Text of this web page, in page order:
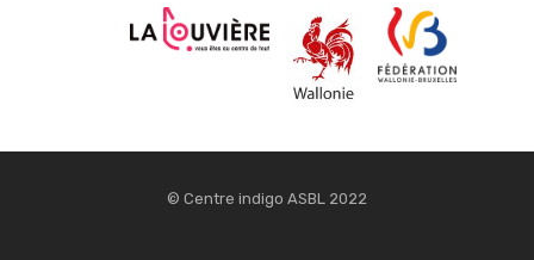
© Centre indigo ASBL 2022